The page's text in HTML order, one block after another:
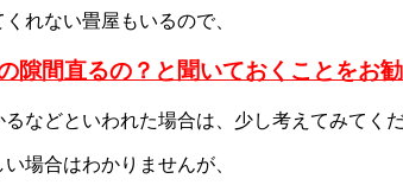
れない畳屋もいるので、
隙間直るの？と聞いておくことをお勧
などといわれた場合は、少し考えてみてくだ
場合はわかりませんが、